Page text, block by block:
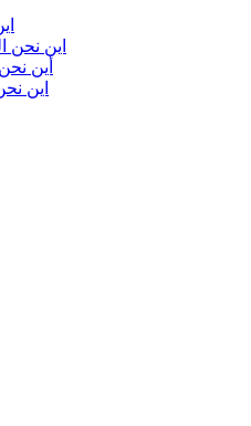
اين نحن
أين
اين